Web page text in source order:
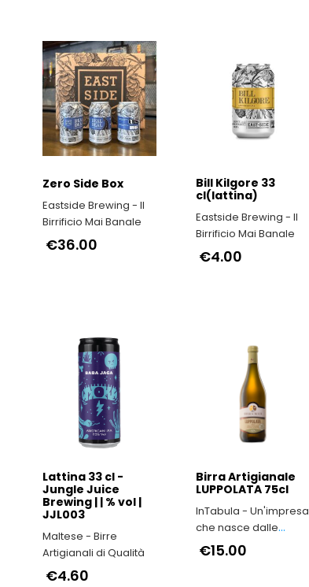
Zero Side Box
Eastside Brewing - Il
Birrificio Mai Banale
€36.00
Bill Kilgore 33
cl(lattina)
Eastside Brewing - Il
Birrificio Mai Banale
€4.00
Lattina 33 cl -
Jungle Juice
Brewing | | % vol |
JJL003
Maltese - Birre
Artigianali di Qualità
€4.60
Birra Artigianale
LUPPOLATA 75cl
InTabula - Un'impresa
che nasce dalle
viscere dell’Irpinia
€15.00